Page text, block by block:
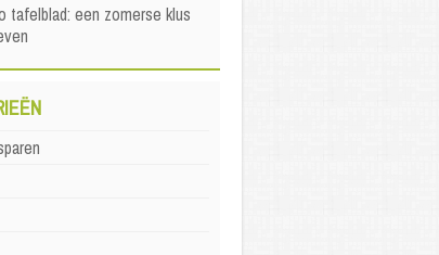
tafelblad: een zomerse klus